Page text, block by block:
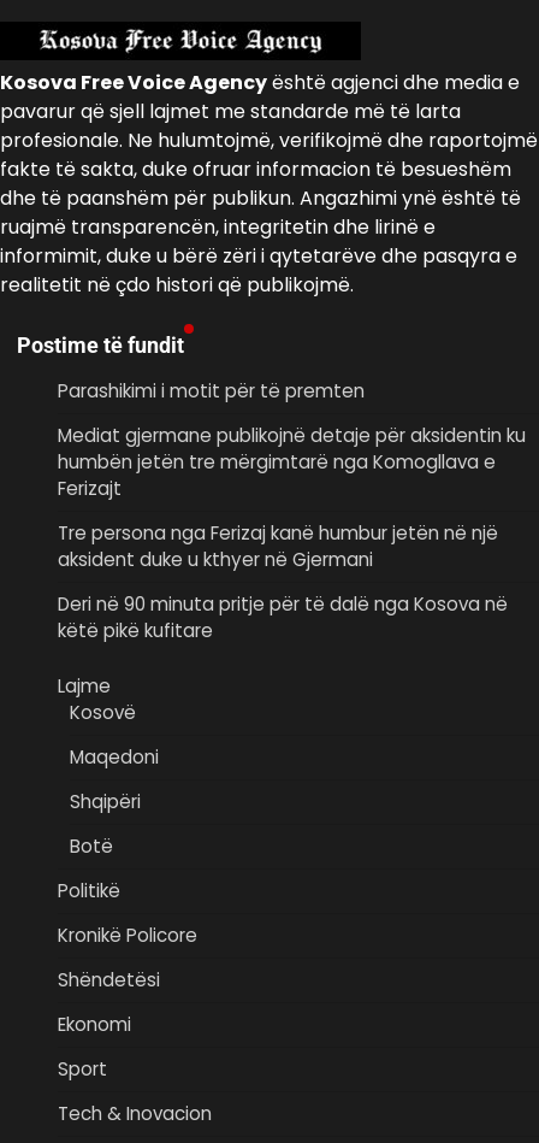
Kosova Free Voice Agencyështë agjenci dhe media e
pavarur që sjell lajmet me standarde më të larta
profesionale. Ne hulumtojmë, verifikojmë dhe raportojmë
fakte të sakta, duke ofruar informacion të besueshëm
dhe të paanshëm për publikun. Angazhimi ynë është të
ruajmë transparencën, integritetin dhe lirinë e
informimit, duke u bërë zëri i qytetarëve dhe pasqyra e
realitetit në çdo histori që publikojmë.
Postime të fundit
Parashikimi i motit për të premten
Mediat gjermane publikojnë detaje për aksidentin ku
humbën jetën tre mërgimtarë nga Komogllava e
Ferizajt
Tre persona nga Ferizaj kanë humbur jetën në një
aksident duke u kthyer në Gjermani
Deri në 90 minuta pritje për të dalë nga Kosova në
këtë pikë kufitare
Lajme
Kosovë
Maqedoni
Shqipëri
Botë
Politikë
Kronikë Policore
Shëndetësi
Ekonomi
Sport
Tech & Inovacion